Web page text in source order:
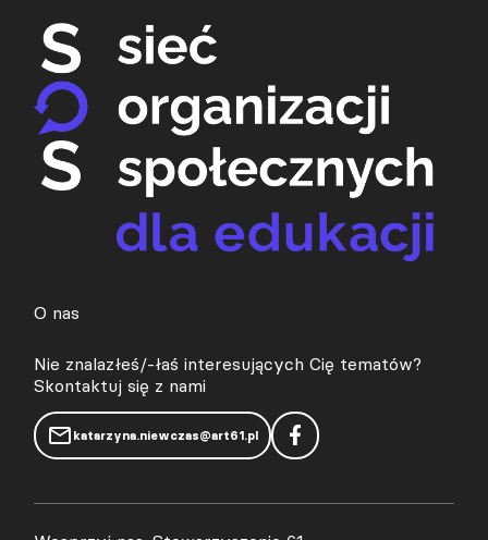
O nas
Nie znalazłeś/-łaś interesujących Cię tematów?
Skontaktuj się z nami
katarzyna.niewczas@art61.pl